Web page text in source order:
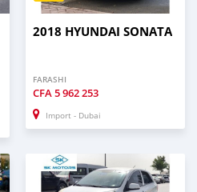
2018 HYUNDAI SONATA
FARASHI
CFA5 962 253
Import - Dubai